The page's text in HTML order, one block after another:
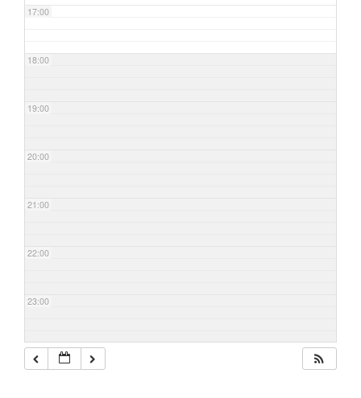
17:00
18:00
19:00
20:00
21:00
22:00
23:00